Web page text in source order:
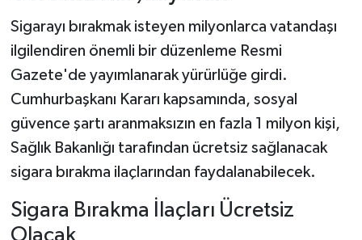
Sigarayı bırakmak isteyen milyonlarca vatandaşı
ilgilendiren önemli bir düzenleme Resmi
Gazete'de yayımlanarak yürürlüğe girdi.
Cumhurbaşkanı Kararı kapsamında, sosyal
güvence şartı aranmaksızın en fazla 1 milyon kişi,
Sağlık Bakanlığı tarafından ücretsiz sağlanacak
sigara bırakma ilaçlarından faydalanabilecek.
Sigara Bırakma İlaçları Ücretsiz